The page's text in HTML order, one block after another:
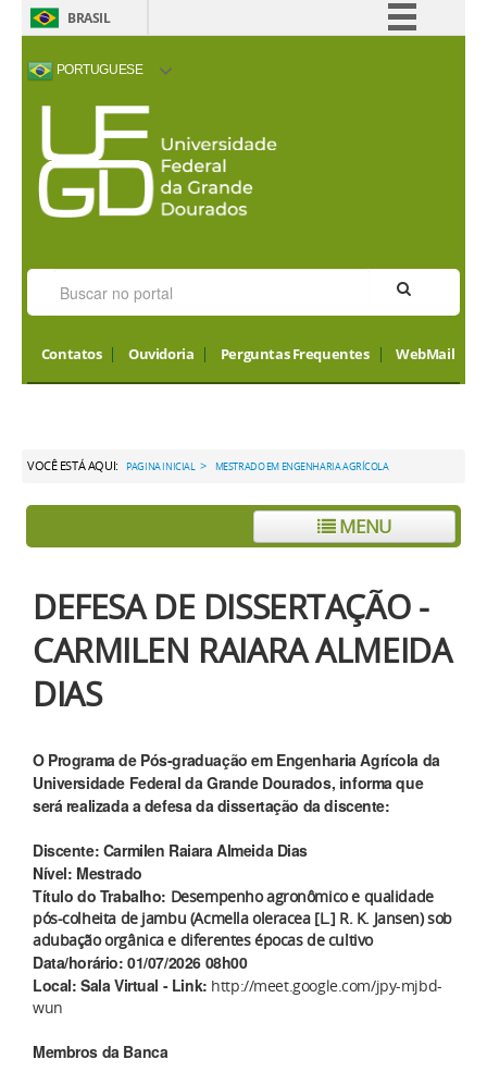
BRASIL
PORTUGUESE
ACESSIBILIDADE ALTO CONTRASTE
VISITORS
Contatos Ouvidoria Perguntas Frequentes WebMail
VOCÊ ESTÁ AQUI: PAGINA INICIAL > MESTRADO EM ENGENHARIA AGRÍCOLA
MENU
DEFESA DE DISSERTAÇÃO -
CARMILEN RAIARA ALMEIDA
DIAS
O Programa de Pós-graduação em Engenharia Agrícola da
Universidade Federal da Grande Dourados, informa que
será realizada a defesa da dissertação da discente:
Discente: Carmilen Raiara Almeida Dias
Nível: Mestrado
Título do Trabalho: Desempenho agronômico e qualidade
pós-colheita de jambu (Acmella oleracea [L.] R. K. Jansen) sob
adubação orgânica e diferentes épocas de cultivo
Data/horário: 01/07/2026 08h00
Local: Sala Virtual - Link: http://meet.google.com/jpy-mjbd-
wun
Membros da Banca